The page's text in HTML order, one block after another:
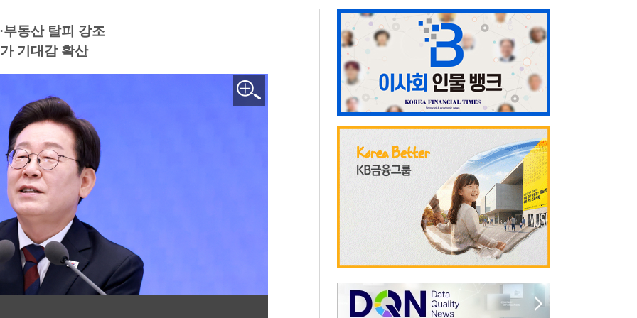
동산 탈피 강조
기대감 확산